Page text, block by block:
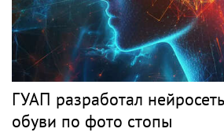
ГУАП разработал
обуви по фото стопы